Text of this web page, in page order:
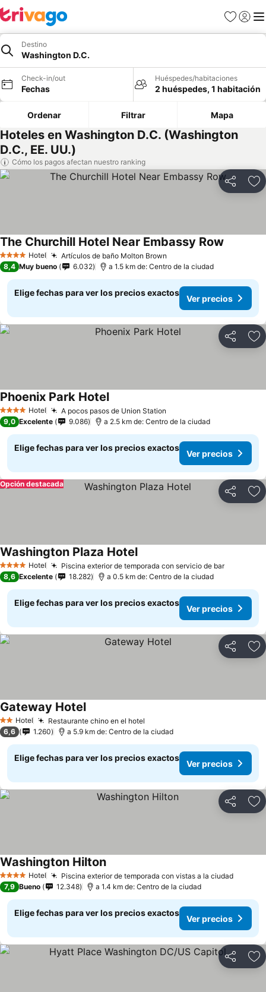
Favoritos
Iniciar
Destino
Washington D.C.
Check-in/out
Fechas
Huéspedes/habitaciones
2 huéspedes, 1 habitación
Ordenar Filtrar Mapa
Hoteles en Washington D.C. (Washington
D.C., EE. UU.)
Cómo los pagos afectan nuestro ranking
Compartir
4 EstrellasHotel Artículos de baño Molton Brown
The Churchill Hotel Near Embassy Row
8,4 Muy bueno 6.032 a 1.5 km de: Centro de la ciudad
Elige fechas para ver los precios exactos
Ver precios
Compartir
4 EstrellasHotel A pocos pasos de Union Station
Phoenix Park Hotel
9,0 Excelente 9.086 a 2.5 km de: Centro de la ciudad
Elige fechas para ver los precios exactos
Ver precios
Compartir
Opción destacada
4 EstrellasHotel Piscina exterior de temporada con servicio de bar
Washington Plaza Hotel
8,6 Excelente 18.282 a 0.5 km de: Centro de la ciudad
Elige fechas para ver los precios exactos
Ver precios
Compartir
2 Estrellas
Hotel Restaurante chino en el hotel
Gateway Hotel
6,6 1.260 a 5.9 km de: Centro de la ciudad
Elige fechas para ver los precios exactos
Ver precios
Compartir
4 EstrellasHotel Piscina exterior de temporada con vistas a la ciudad
Washington Hilton
7,9 Bueno 12.348 a 1.4 km de: Centro de la ciudad
Elige fechas para ver los precios exactos
Ver precios
Compartir